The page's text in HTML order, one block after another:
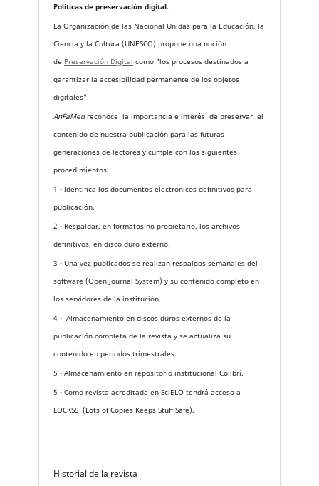
Políticas de preservación digital.
La Organización de las Nacional Unidas para la Educación, la
Ciencia y la Cultura (UNESCO) propone una noción
de Preservación Digital como "los procesos destinados a
garantizar la accesibilidad permanente de los objetos
digitales".
AnFaMedreconoce la importancia e interés de preservar el
contenido de nuestra publicación para las futuras
generaciones de lectores y cumple con los siguientes
procedimientos:
1 - Identifica los documentos electrónicos definitivos para
publicación.
2 - Respaldar, en formatos no propietario, los archivos
definitivos, en disco duro externo.
3 - Una vez publicados se realizan respaldos semanales del
software (Open Journal System) y su contenido completo en
los servidores de la institución.
4 - Almacenamiento en discos duros externos de la
publicación completa de la revista y se actualiza su
contenido en períodos trimestrales.
5 - Almacenamiento en repositorio institucional Colibrí.
5 - Como revista acreditada en SciELO tendrá acceso a
LOCKSS (Lots of Copies Keeps Stuff Safe).
Historial de la revista